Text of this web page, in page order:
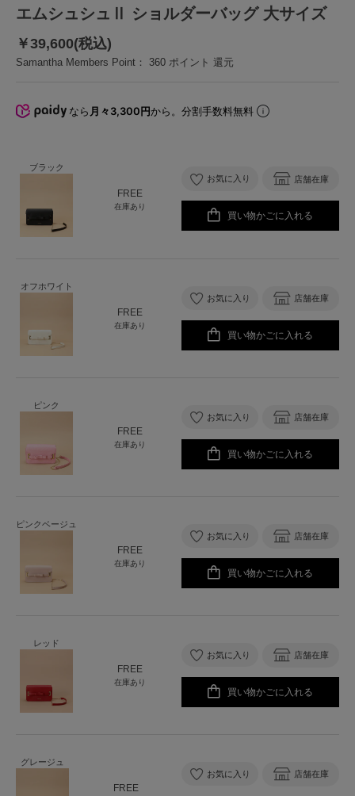
エムシュシュⅡ ショルダーバッグ 大サイズ
￥39,600(税込)
Samantha Members Point： 360 ポイント 還元
なら 月々3,300円から。分割手数料無料
ブラック
FREE
在庫あり
お気に入り 店舗在庫
買い物かごに入れる
オフホワイト
FREE
在庫あり
お気に入り 店舗在庫
買い物かごに入れる
ピンク
FREE
在庫あり
お気に入り 店舗在庫
買い物かごに入れる
ピンクベージュ
FREE
在庫あり
お気に入り 店舗在庫
買い物かごに入れる
レッド
FREE
在庫あり
お気に入り 店舗在庫
買い物かごに入れる
グレージュ
FREE
お気に入り 店舗在庫